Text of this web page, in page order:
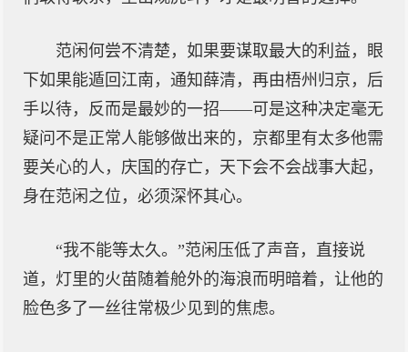
范闲何尝不清楚，如果要谋取最大的利益，眼
下如果能遁回江南，通知薛清，再由梧州归京，后
手以待，反而是最妙的一招——可是这种决定毫无
疑问不是正常人能够做出来的，京都里有太多他需
要关心的人，庆国的存亡，天下会不会战事大起，
身在范闲之位，必须深怀其心。
“我不能等太久。”范闲压低了声音，直接说
道，灯里的火苗随着舱外的海浪而明暗着，让他的
脸色多了一丝往常极少见到的焦虑。